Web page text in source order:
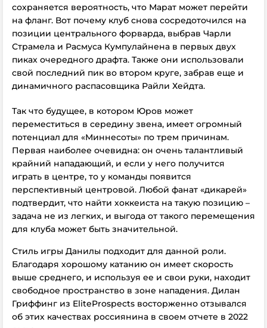
сохраняется вероятность, что Марат может перейти
на фланг. Вот почему клуб снова сосредоточился на
позиции центрального форварда, выбрав Чарли
Страмела и Расмуса Кумпулайнена в первых двух
пиках очередного драфта. Также они использовали
свой последний пик во втором круге, забрав еще и
динамичного распасовщика Райли Хейдта.
Так что будущее, в котором Юров может
переместиться в середину звена, имеет огромный
потенциал для «Миннесоты» по трем причинам.
Первая наиболее очевидна: он очень талантливый
крайний нападающий, и если у него получится
играть в центре, то у команды появится
перспективный центровой. Любой фанат «дикарей»
подтвердит, что найти хоккеиста на такую позицию –
задача не из легких, и выгода от такого перемещения
для клуба может быть значительной.
Стиль игры Данилы подходит для данной роли.
Благодаря хорошому катанию он имеет скорость
выше среднего, и используя ее и свои руки, находит
свободное пространство в зоне нападения. Дилан
Гриффинг из EliteProspects восторженно отзывался
об этих качествах россиянина в своем отчете в 2022